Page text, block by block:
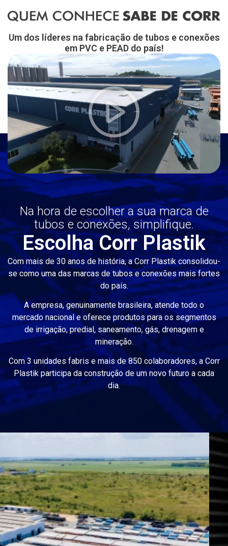
Um dos líderes na fabricação de tubos e conexões
em PVC e PEAD do país!
Na hora de escolher a sua marca de
tubos e conexões, simplifique.
Escolha Corr Plastik
Com mais de 30 anos de história, a Corr Plastik consolidou-
se como uma das marcas de tubos e conexões mais fortes
do país.
A empresa, genuinamente brasileira, atende todo o
mercado nacional e oferece produtos para os segmentos
de irrigação, predial, saneamento, gás, drenagem e
mineração.
Com 3 unidades fabris e mais de 850 colaboradores, a Corr
Plastik participa da construção de um novo futuro a cada
dia.